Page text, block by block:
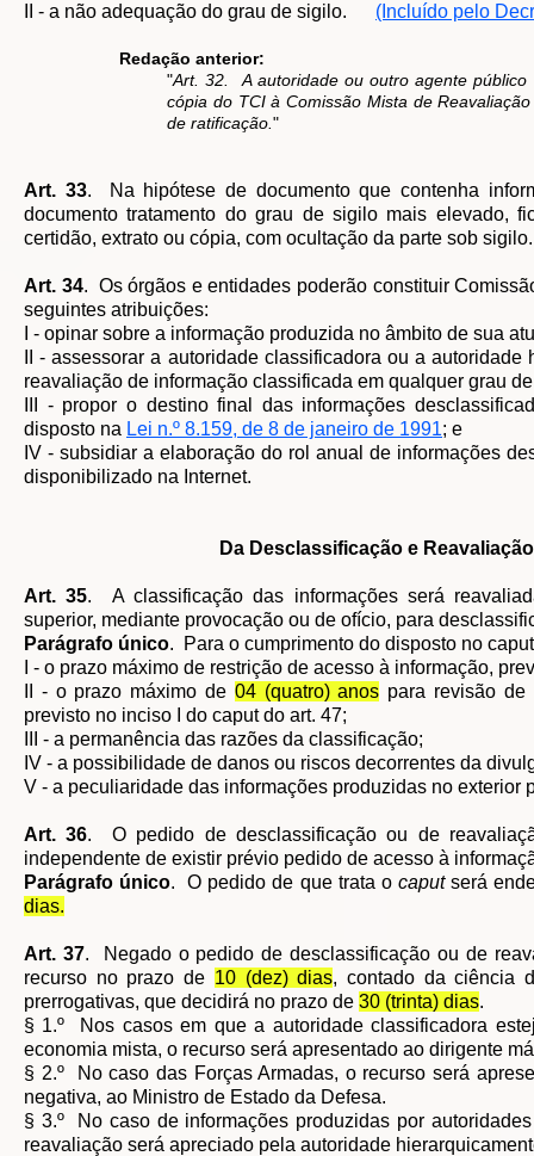
II - a não adequação do grau de sigilo.
(Incluído pelo
Redação anterior:
"Art. 32. A autoridade ou outro agente
cópia do TCI à Comissão Mista de
de ratificação. "
Art. 33. Na hipótese de documento que contenha
documento tratamento do grau de sigilo mais elevado,
certidão, extrato ou cópia, com ocultação da parte sob sigilo.
Art. 34. Os órgãos e entidades poderão constituir
seguintes atribuições:
I - opinar sobre a informação produzida no âmbito de sua
II - assessorar a autoridade classificadora ou a
reavaliação de informação classificada em qualquer grau
III - propor o destino final das informações
disposto na Lei n.º 8.159, de 8 de janeiro de 1991; e
IV - subsidiar a elaboração do rol anual de informações
disponibilizado na Internet.
Da Desclassificação e
Art. 35. A classificação das informações será
superior, mediante provocação ou de ofício, para
Parágrafo único. Para o cumprimento do disposto no
I - o prazo máximo de restrição de acesso à informação,
II - o prazo máximo de 04 (quatro) anos para revisão de
previsto no inciso I do caput do art. 47;
III - a permanência das razões da classificação;
IV - a possibilidade de danos ou riscos decorrentes da
V - a peculiaridade das informações produzidas no exterior
Art. 36. O pedido de desclassificação ou de
independente de existir prévio pedido de acesso à
Parágrafo único. O pedido de que trata o caputserá
dias.
Art. 37. Negado o pedido de desclassificação ou de
recurso no prazo de 10 (dez) dias, contado da ciência
prerrogativas, que decidirá no prazo de 30 (trinta) dias.
§ 1.º Nos casos em que a autoridade classificadora
economia mista, o recurso será apresentado ao dirigente
§ 2.º No caso das Forças Armadas, o recurso será
negativa, ao Ministro de Estado da Defesa.
§ 3.º No caso de informações produzidas por
reavaliação será apreciado pela autoridade